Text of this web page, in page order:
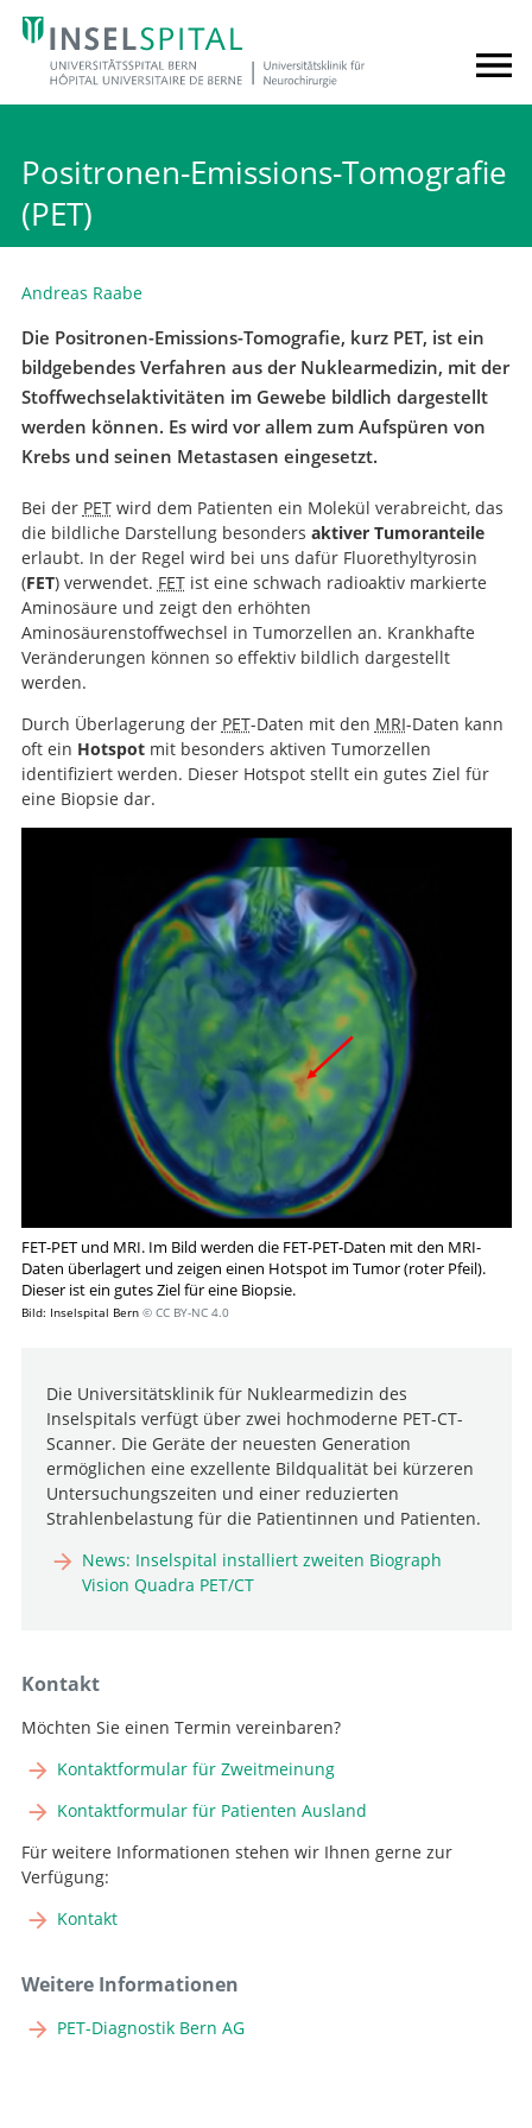
Positronen-Emissions-Tomografie
(PET)
Andreas Raabe
Die Positronen-Emissions-Tomografie, kurz PET, ist ein
bildgebendes Verfahren aus der Nuklearmedizin, mit der
Stoffwechselaktivitäten im Gewebe bildlich dargestellt
werden können. Es wird vor allem zum Aufspüren von
Krebs und seinen Metastasen eingesetzt.
Bei der PETwird dem Patienten ein Molekül verabreicht, das
die bildliche Darstellung besonders aktiver Tumoranteile
erlaubt. In der Regel wird bei uns dafür Fluorethyltyrosin
(FET) verwendet. FETist eine schwach radioaktiv markierte
Aminosäure und zeigt den erhöhten
Aminosäurenstoffwechsel in Tumorzellen an. Krankhafte
Veränderungen können so effektiv bildlich dargestellt
werden.
Durch Überlagerung der PET-Daten mit den MRI-Daten kann
oft ein Hotspot mit besonders aktiven Tumorzellen
identifiziert werden. Dieser Hotspot stellt ein gutes Ziel für
eine Biopsie dar.
FET-PET und MRI. Im Bild werden die FET-PET-Daten mit den MRI-
Daten überlagert und zeigen einen Hotspot im Tumor (roter Pfeil).
Dieser ist ein gutes Ziel für eine Biopsie.
Bild: Inselspital Bern © CC BY-NC 4.0
Die Universitätsklinik für Nuklearmedizin des
Inselspitals verfügt über zwei hochmoderne PET-CT-
Scanner. Die Geräte der neuesten Generation
ermöglichen eine exzellente Bildqualität bei kürzeren
Untersuchungszeiten und einer reduzierten
Strahlenbelastung für die Patientinnen und Patienten.
News: Inselspital installiert zweiten Biograph
Vision Quadra PET/CT
Kontakt
Möchten Sie einen Termin vereinbaren?
Kontaktformular für Zweitmeinung
Kontaktformular für Patienten Ausland
Für weitere Informationen stehen wir Ihnen gerne zur
Verfügung:
Kontakt
Weitere Informationen
PET-Diagnostik Bern AG
Suche